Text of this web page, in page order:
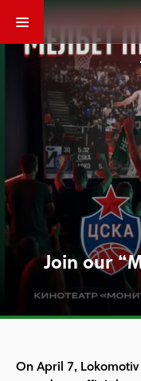
Join our
On April 7,